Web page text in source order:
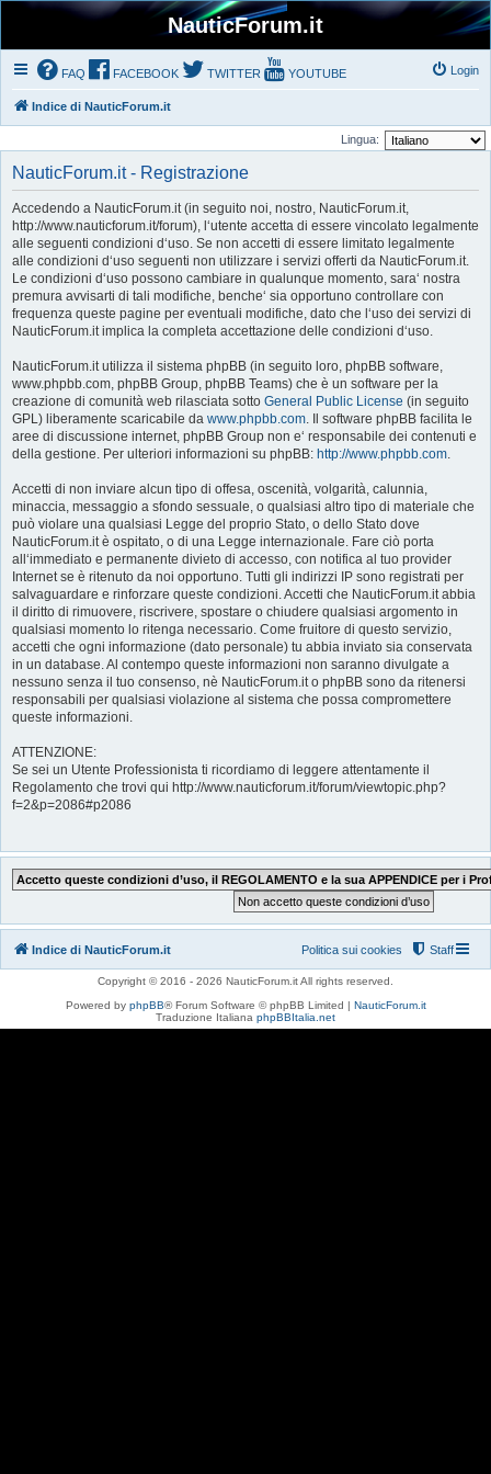
NauticForum.it
FAQ FACEBOOK TWITTER YOUTUBE Login
Indice di NauticForum.it
Lingua:
NauticForum.it - Registrazione
Accedendo a NauticForum.it (in seguito noi, nostro, NauticForum.it,
http://www.nauticforum.it/forum), l‘utente accetta di essere vincolato legalmente
alle seguenti condizioni d‘uso. Se non accetti di essere limitato legalmente
alle condizioni d‘uso seguenti non utilizzare i servizi offerti da NauticForum.it.
Le condizioni d‘uso possono cambiare in qualunque momento, sara‘ nostra
premura avvisarti di tali modifiche, benche‘ sia opportuno controllare con
frequenza queste pagine per eventuali modifiche, dato che l‘uso dei servizi di
NauticForum.it implica la completa accettazione delle condizioni d‘uso.
NauticForum.it utilizza il sistema phpBB (in seguito loro, phpBB software,
www.phpbb.com, phpBB Group, phpBB Teams) che è un software per la
creazione di comunità web rilasciata sotto General Public License (in seguito
GPL) liberamente scaricabile da www.phpbb.com. Il software phpBB facilita le
aree di discussione internet, phpBB Group non e‘ responsabile dei contenuti e
della gestione. Per ulteriori informazioni su phpBB: http://www.phpbb.com.
Accetti di non inviare alcun tipo di offesa, oscenità, volgarità, calunnia,
minaccia, messaggio a sfondo sessuale, o qualsiasi altro tipo di materiale che
può violare una qualsiasi Legge del proprio Stato, o dello Stato dove
NauticForum.it è ospitato, o di una Legge internazionale. Fare ciò porta
all‘immediato e permanente divieto di accesso, con notifica al tuo provider
Internet se è ritenuto da noi opportuno. Tutti gli indirizzi IP sono registrati per
salvaguardare e rinforzare queste condizioni. Accetti che NauticForum.it abbia
il diritto di rimuovere, riscrivere, spostare o chiudere qualsiasi argomento in
qualsiasi momento lo ritenga necessario. Come fruitore di questo servizio,
accetti che ogni informazione (dato personale) tu abbia inviato sia conservata
in un database. Al contempo queste informazioni non saranno divulgate a
nessuno senza il tuo consenso, nè NauticForum.it o phpBB sono da ritenersi
responsabili per qualsiasi violazione al sistema che possa compromettere
queste informazioni.
ATTENZIONE:
Se sei un Utente Professionista ti ricordiamo di leggere attentamente il
Regolamento che trovi qui http://www.nauticforum.it/forum/viewtopic.php?
f=2&p=2086#p2086
Indice di NauticForum.it Staff
Politica sui cookies
Copyright © 2016 - 2026 NauticForum.it All rights reserved.
Powered by phpBB® Forum Software © phpBB Limited | NauticForum.it
Traduzione Italiana phpBBItalia.net